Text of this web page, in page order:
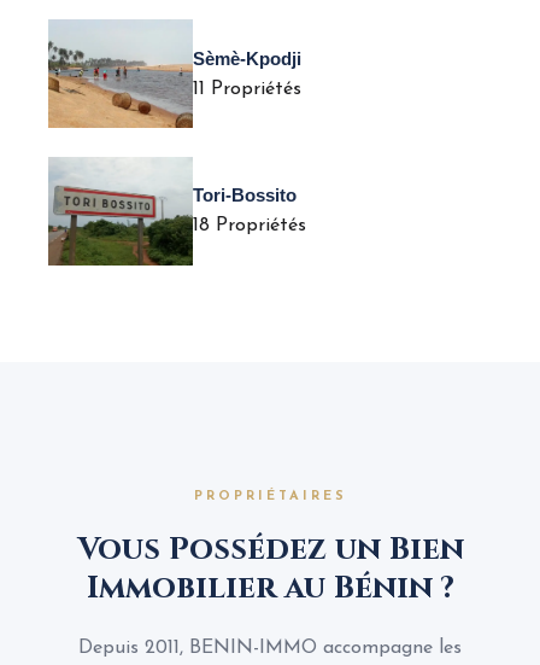
Sèmè-Kpodji
11 Propriétés
Tori-Bossito
18 Propriétés
PROPRIÉTAIRES
Vous Possédez un Bien
Immobilier au Bénin ?
Depuis 2011, BENIN-IMMO accompagne les